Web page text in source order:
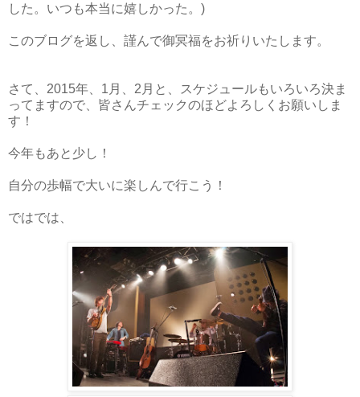
した。いつも本当に嬉しかった。)
このブログを返し、謹んで御冥福をお祈りいたします。
さて、2015年、1月、2月と、スケジュールもいろいろ決ま
ってますので、皆さんチェックのほどよろしくお願いしま
す！
今年もあと少し！
自分の歩幅で大いに楽しんで行こう！
ではでは、